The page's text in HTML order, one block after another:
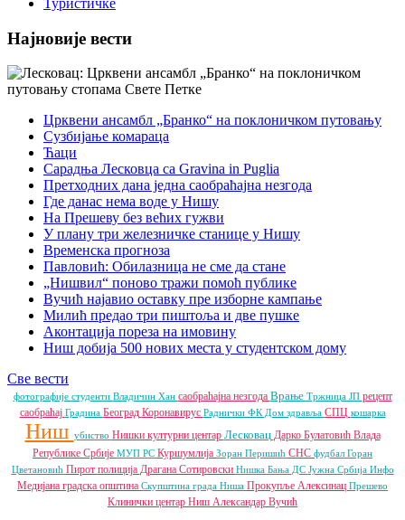
Најновије вести
Црквени ансамбл „Бранко“ на поклоничком путовању
Сузбијање комараца
Ћаци
Сарадња Лесковца са Gravina in Puglia
Претходних дана једна саобраћајна незгода
Где данас нема воде у Нишу
На Прешеву без већих гужви
У плану три железничке станице у Нишу
Временска прогноза
Павловић: Обилазница не сме да стане
„Нишвил“ поново тражи помоћ публике
Вучић најавио оставку пре изборне кампање
Милић предао три пиштоља и две пушке
Аконтација пореза на имовину
Ниш добија 500 нових места у студентском дому
Све вести
фотографије студенти Владичин Хан саобраћајна незгода Врање Тржница ЈП рецепт
саобраћај Градина Београд Коронавирус Раднички ФК Дом здравља СПЦ кошарка
Ниш убиство Нишки културни центар Лесковац Дарко Булатовић Влада
Републике Србије МУП РС Куршумлија Зоран Перишић СНС фудбал Горан
Цветановић Пирот полиција Драгана Сотировски Нишка Бања ДС Јужна Србија Инфо
Медијана градска општина Скупштина града Ниша Прокупље Алексинац Прешево
Клинички центар Ниш Александар Вучић